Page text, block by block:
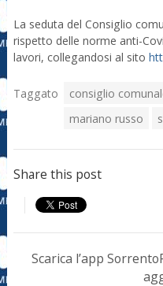
La seduta del Consiglio
rispetto delle norme anti-
lavori, collegandosi al sito
Taggato consiglio
mariano russo
Share this post
Scarica l’app